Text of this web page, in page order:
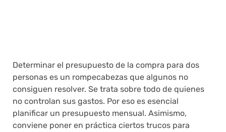
Determinar el presupuesto de la compra para dos
personas es un rompecabezas que algunos no
consiguen resolver. Se trata sobre todo de quienes
no controlan sus gastos. Por eso es esencial
planificar un presupuesto mensual. Asimismo,
conviene poner en práctica ciertos trucos para